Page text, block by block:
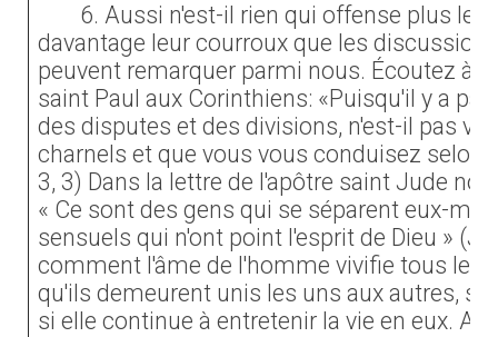
6. Aussi n'est-il rien qui offense plus les
davantage leur courroux que les
peuvent remarquer parmi nous. Écoutez à
saint Paul aux Corinthiens: «Puisqu'il y a
des disputes et des divisions, n'est-il pas
charnels et que vous vous conduisez selon
3, 3) Dans la lettre de l'apôtre saint Jude
« Ce sont des gens qui se séparent eux-
sensuels qui n'ont point l'esprit de Dieu »
comment l'âme de l'homme vivifie tous les
qu'ils demeurent unis les uns aux autres,
si elle continue à entretenir la vie en eux.